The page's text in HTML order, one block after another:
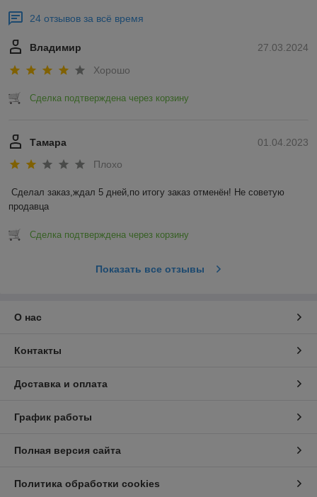
24 отзывов за всё время
27.03.2024
Владимир
Хорошо
Сделка подтверждена через корзину
01.04.2023
Тамара
Плохо
Сделал заказ,ждал 5 дней,по итогу заказ отменён! Не советую
продавца
Сделка подтверждена через корзину
Показать все отзывы
О нас
Контакты
Доставка и оплата
График работы
Полная версия сайта
Политика обработки cookies